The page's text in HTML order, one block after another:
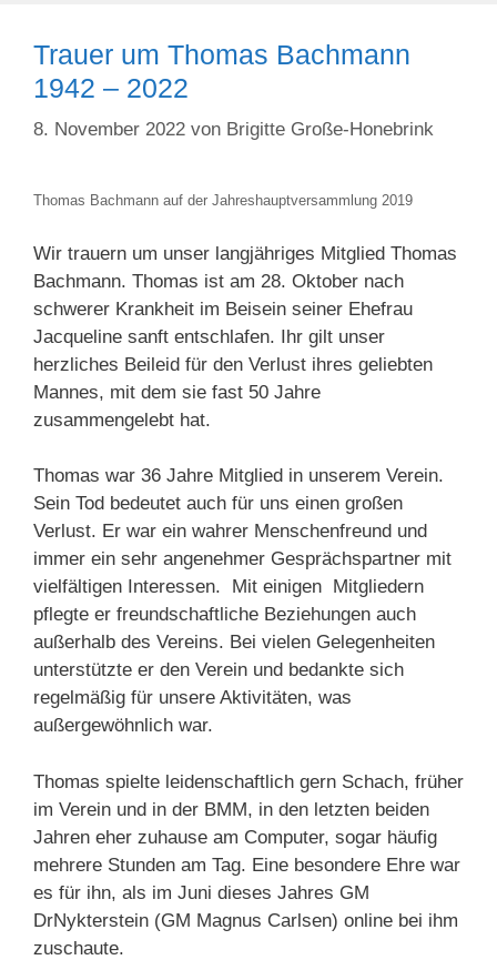
Trauer um Thomas Bachmann
1942 – 2022
8. November 2022 von Brigitte Große-Honebrink
Thomas Bachmann auf der Jahreshauptversammlung 2019
Wir trauern um unser langjähriges Mitglied Thomas
Bachmann. Thomas ist am 28. Oktober nach
schwerer Krankheit im Beisein seiner Ehefrau
Jacqueline sanft entschlafen. Ihr gilt unser
herzliches Beileid für den Verlust ihres geliebten
Mannes, mit dem sie fast 50 Jahre
zusammengelebt hat.
Thomas war 36 Jahre Mitglied in unserem Verein.
Sein Tod bedeutet auch für uns einen großen
Verlust. Er war ein wahrer Menschenfreund und
immer ein sehr angenehmer Gesprächspartner mit
vielfältigen Interessen. Mit einigen Mitgliedern
pflegte er freundschaftliche Beziehungen auch
außerhalb des Vereins. Bei vielen Gelegenheiten
unterstützte er den Verein und bedankte sich
regelmäßig für unsere Aktivitäten, was
außergewöhnlich war.
Thomas spielte leidenschaftlich gern Schach, früher
im Verein und in der BMM, in den letzten beiden
Jahren eher zuhause am Computer, sogar häufig
mehrere Stunden am Tag. Eine besondere Ehre war
es für ihn, als im Juni dieses Jahres GM
DrNykterstein (GM Magnus Carlsen) online bei ihm
zuschaute.